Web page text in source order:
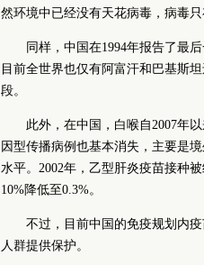
然环境中已经没有天花病毒，病毒
同样，中国在1994年报告了最
目前全世界也仅有阿富汗和巴基斯
段。
此外，在中国，白喉自2007年
因型传播病例也基本消失，主要是
水平。2002年，乙型肝炎疫苗接种
10%降低至0.3%。
不过，目前中国的免疫规划内
人群提供保护。